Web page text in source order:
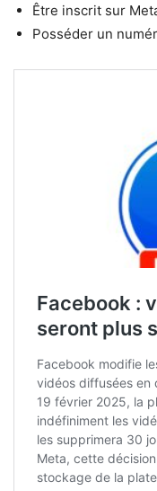
Être inscrit sur
Posséder un